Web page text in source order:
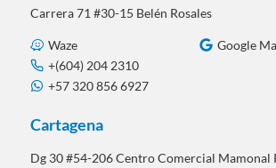
Carrera 71 #30-15 Belén Rosales
Waze
Google
+(604) 204 2310
+57 320 856 6927
Cartagena
Dg 30 #54-206 Centro Comercial Mamonal